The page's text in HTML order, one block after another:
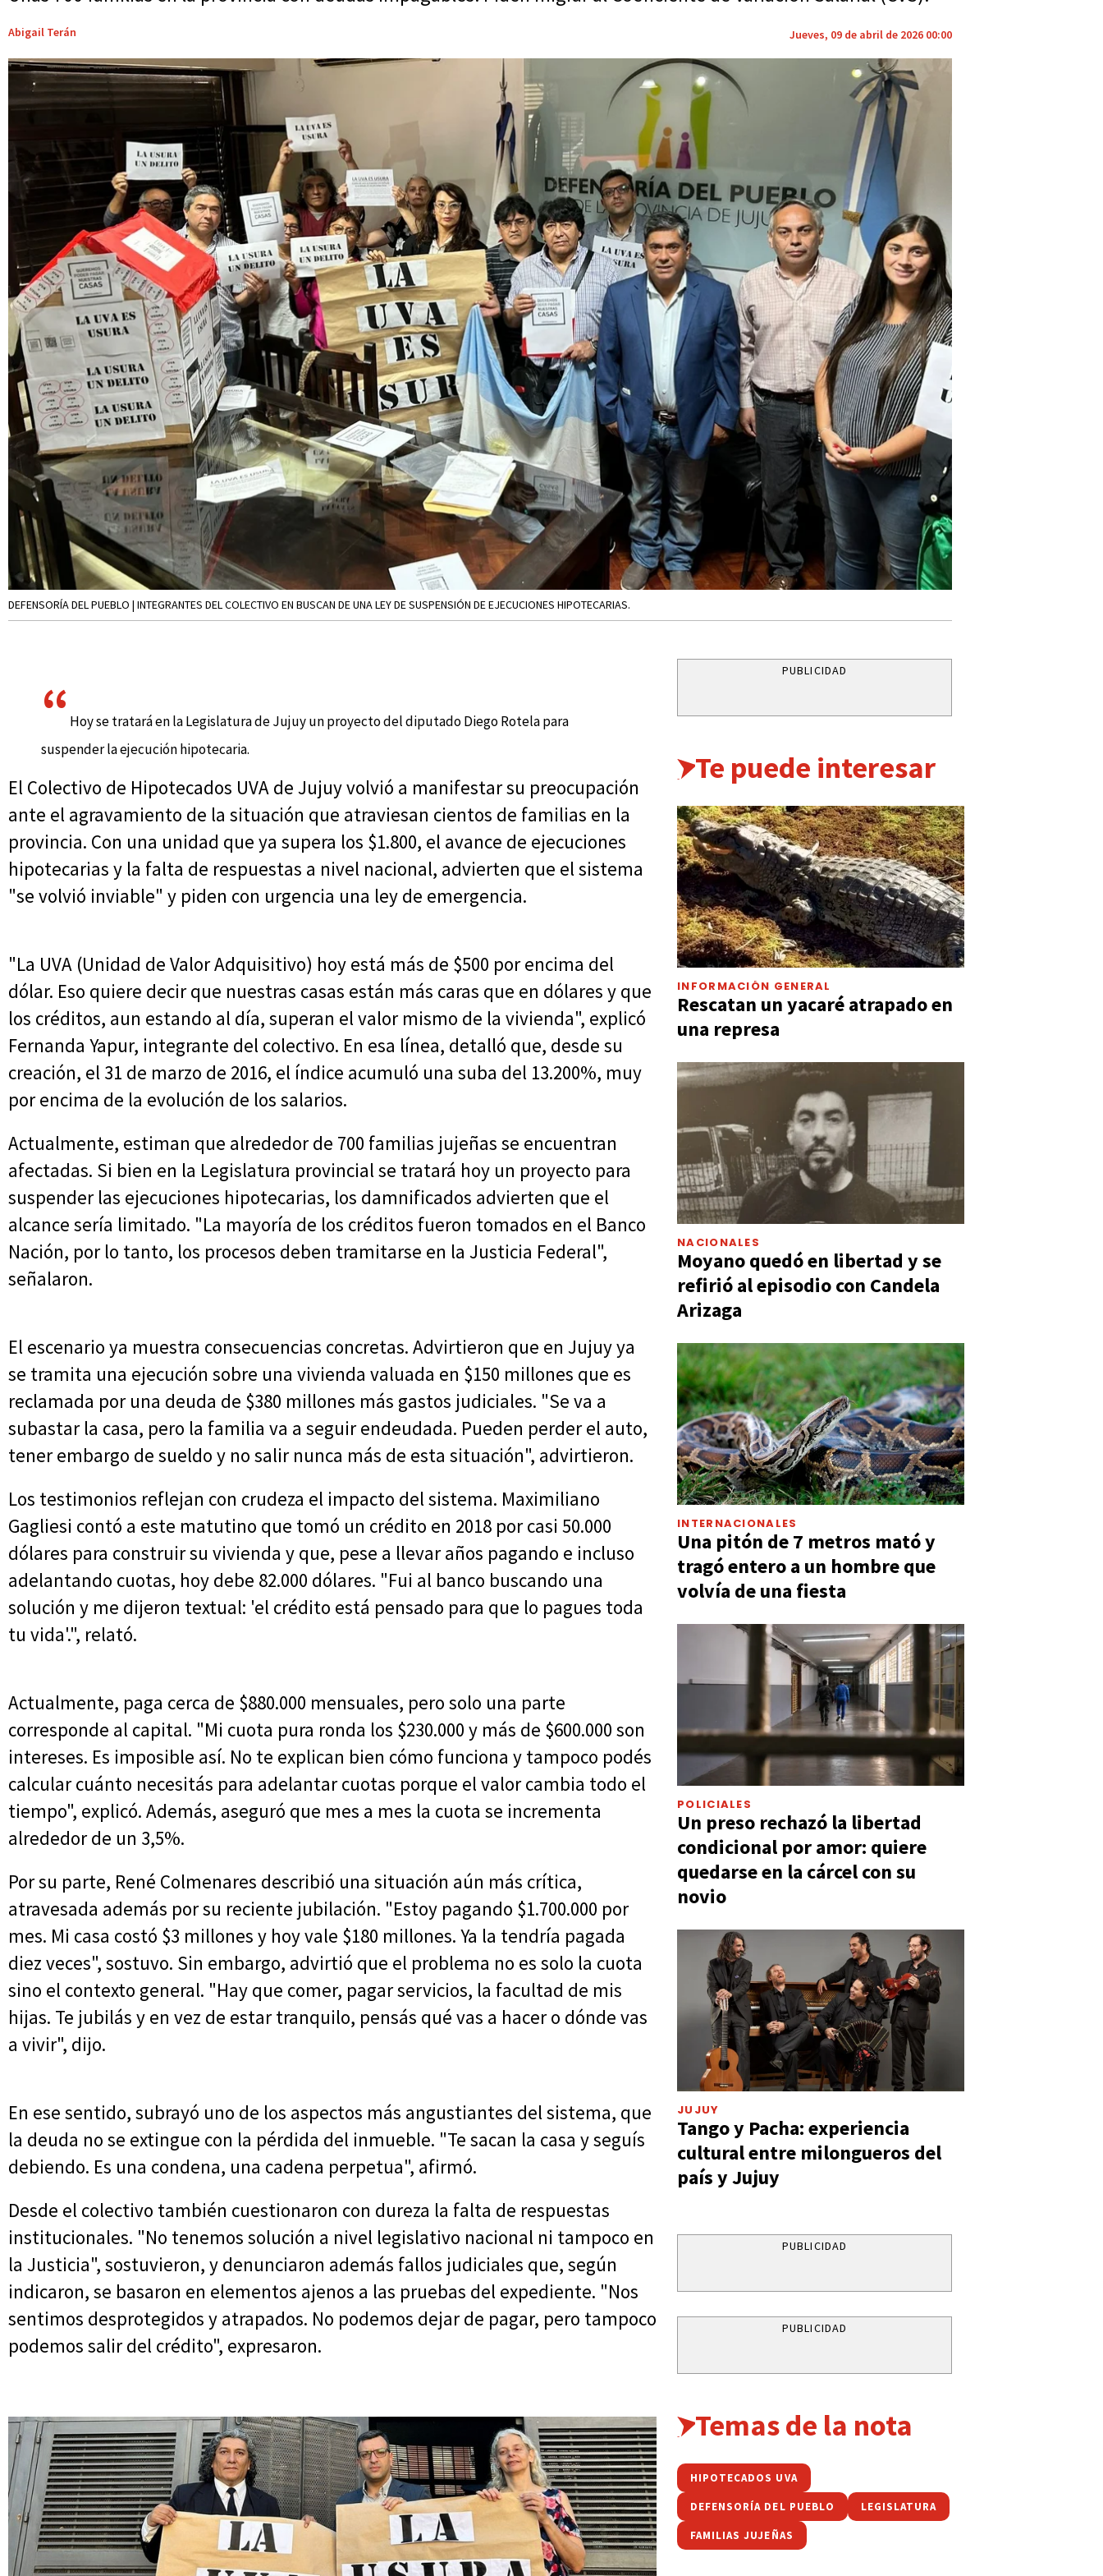
Abigail Terán Jueves, 09 de abril de 2026 00:00
DEFENSORÍA DEL PUEBLO | INTEGRANTES DEL COLECTIVO EN BUSCAN DE UNA LEY DE SUSPENSIÓN DE EJECUCIONES HIPOTECARIAS.
Hoy se tratará en la Legislatura de Jujuy un proyecto del diputado Diego Rotela para
suspender la ejecución hipotecaria.
El Colectivo de Hipotecados UVA de Jujuy volvió a manifestar su preocupación
ante el agravamiento de la situación que atraviesan cientos de familias en la
provincia. Con una unidad que ya supera los $1.800, el avance de ejecuciones
hipotecarias y la falta de respuestas a nivel nacional, advierten que el sistema
"se volvió inviable" y piden con urgencia una ley de emergencia.
"La UVA (Unidad de Valor Adquisitivo) hoy está más de $500 por encima del
dólar. Eso quiere decir que nuestras casas están más caras que en dólares y que
los créditos, aun estando al día, superan el valor mismo de la vivienda", explicó
Fernanda Yapur, integrante del colectivo. En esa línea, detalló que, desde su
creación, el 31 de marzo de 2016, el índice acumuló una suba del 13.200%, muy
por encima de la evolución de los salarios.
Actualmente, estiman que alrededor de 700 familias jujeñas se encuentran
afectadas. Si bien en la Legislatura provincial se tratará hoy un proyecto para
suspender las ejecuciones hipotecarias, los damnificados advierten que el
alcance sería limitado. "La mayoría de los créditos fueron tomados en el Banco
Nación, por lo tanto, los procesos deben tramitarse en la Justicia Federal",
señalaron.
El escenario ya muestra consecuencias concretas. Advirtieron que en Jujuy ya
se tramita una ejecución sobre una vivienda valuada en $150 millones que es
reclamada por una deuda de $380 millones más gastos judiciales. "Se va a
subastar la casa, pero la familia va a seguir endeudada. Pueden perder el auto,
tener embargo de sueldo y no salir nunca más de esta situación", advirtieron.
Los testimonios reflejan con crudeza el impacto del sistema. Maximiliano
Gagliesi contó a este matutino que tomó un crédito en 2018 por casi 50.000
dólares para construir su vivienda y que, pese a llevar años pagando e incluso
adelantando cuotas, hoy debe 82.000 dólares. "Fui al banco buscando una
solución y me dijeron textual: 'el crédito está pensado para que lo pagues toda
tu vida'.", relató.
Actualmente, paga cerca de $880.000 mensuales, pero solo una parte
corresponde al capital. "Mi cuota pura ronda los $230.000 y más de $600.000 son
intereses. Es imposible así. No te explican bien cómo funciona y tampoco podés
calcular cuánto necesitás para adelantar cuotas porque el valor cambia todo el
tiempo", explicó. Además, aseguró que mes a mes la cuota se incrementa
alrededor de un 3,5%.
Por su parte, René Colmenares describió una situación aún más crítica,
atravesada además por su reciente jubilación. "Estoy pagando $1.700.000 por
mes. Mi casa costó $3 millones y hoy vale $180 millones. Ya la tendría pagada
diez veces", sostuvo. Sin embargo, advirtió que el problema no es solo la cuota
sino el contexto general. "Hay que comer, pagar servicios, la facultad de mis
hijas. Te jubilás y en vez de estar tranquilo, pensás qué vas a hacer o dónde vas
a vivir", dijo.
En ese sentido, subrayó uno de los aspectos más angustiantes del sistema, que
la deuda no se extingue con la pérdida del inmueble. "Te sacan la casa y seguís
debiendo. Es una condena, una cadena perpetua", afirmó.
Desde el colectivo también cuestionaron con dureza la falta de respuestas
institucionales. "No tenemos solución a nivel legislativo nacional ni tampoco en
la Justicia", sostuvieron, y denunciaron además fallos judiciales que, según
indicaron, se basaron en elementos ajenos a las pruebas del expediente. "Nos
sentimos desprotegidos y atrapados. No podemos dejar de pagar, pero tampoco
podemos salir del crédito", expresaron.
PUBLICIDAD
Te puede interesar
INFORMACIÓN GENERAL
Rescatan un yacaré atrapado en
una represa
NACIONALES
Moyano quedó en libertad y se
refirió al episodio con Candela
Arizaga
INTERNACIONALES
Una pitón de 7 metros mató y
tragó entero a un hombre que
volvía de una fiesta
POLICIALES
Un preso rechazó la libertad
condicional por amor: quiere
quedarse en la cárcel con su
novio
JUJUY
Tango y Pacha: experiencia
cultural entre milongueros del
país y Jujuy
PUBLICIDAD
PUBLICIDAD
Temas de la nota
HIPOTECADOS UVA
DEFENSORÍA DEL PUEBLO LEGISLATURA
FAMILIAS JUJEÑAS